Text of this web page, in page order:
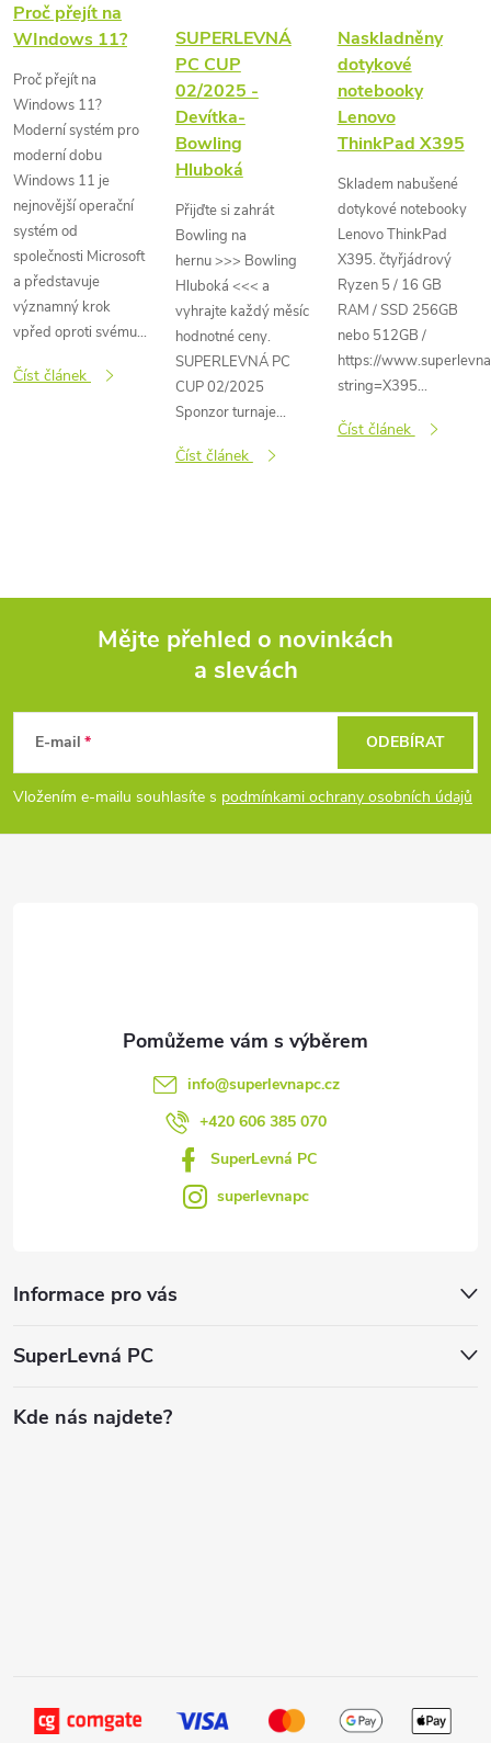
Proč přejít na
WIndows 11?
Proč přejít na
Windows 11?
Moderní systém pro
moderní dobu
Windows 11 je
nejnovější operační
systém od
společnosti Microsoft
a představuje
významný krok
vpřed oproti svému...
Číst článek
SUPERLEVNÁ
PC CUP
02/2025 -
Devítka-
Bowling
Hluboká
Přijďte si zahrát
Bowling na
hernu >>> Bowling
Hluboká <<< a
vyhrajte každý měsíc
hodnotné ceny.
SUPERLEVNÁ PC
CUP 02/2025
Sponzor turnaje...
Číst článek
Naskladněny
dotykové
notebooky
Lenovo
ThinkPad X395
Skladem nabušené
dotykové notebooky
Lenovo ThinkPad
X395. čtyřjádrový
Ryzen 5 / 16 GB
RAM / SSD 256GB
nebo 512GB /
https://
string=X395...
Číst článek
p
Mějte přehled o novinkách
a slevách
E-mail
Vložením e-mailu souhlasíte s podmínkami ochrany osobních údajů
ODEBÍRAT
info@superlevnapc.cz
+420 606 385 070
SuperLevná PC
superlevnapc
Informace pro vás
SuperLevná PC
Kde nás najdete?